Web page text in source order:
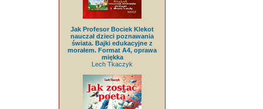
Jak Profesor Bociek Klekot
nauczał dzieci poznawania
świata. Bajki edukacyjne z
morałem. Format A4, oprawa
miękka
Lech Tkaczyk